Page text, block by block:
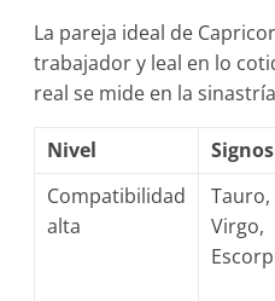
La pareja ideal de
trabajador y leal en lo
real se mide en la
Nivel Signos
Compatibilidad
alta
Tauro,
Virgo,